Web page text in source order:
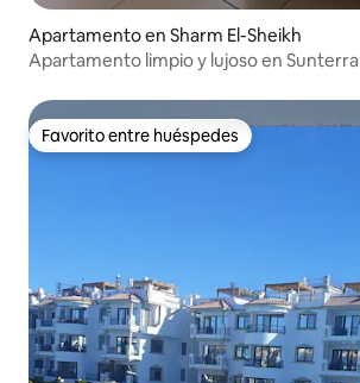
Apartamento en Sharm El-Sheikh
Apartamento limpio y lujoso en Sunterra
Favorito entre huéspedes
Favorito entre huéspedes